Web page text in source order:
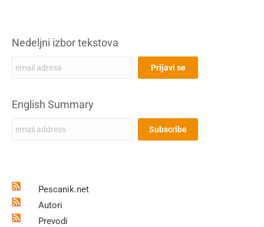
Nedeljni izbor tekstova
English Summary
Pescanik.net
Autori
Prevodi